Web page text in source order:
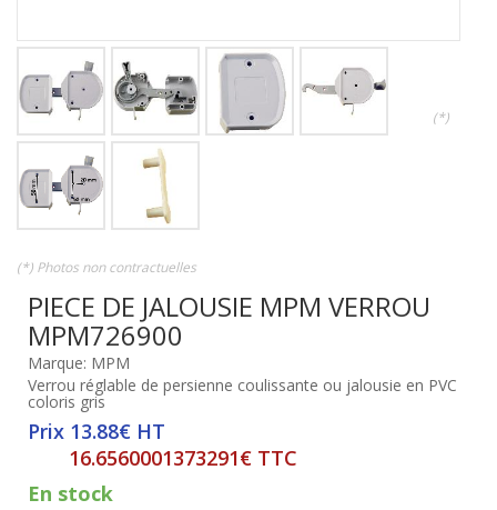
(*)
(*) Photos non contractuelles
PIECE DE JALOUSIE MPM VERROU
MPM726900
Marque: MPM
Verrou réglable de persienne coulissante ou jalousie en PVC
coloris gris
Prix 13.88€ HT
16.6560001373291€ TTC
En stock